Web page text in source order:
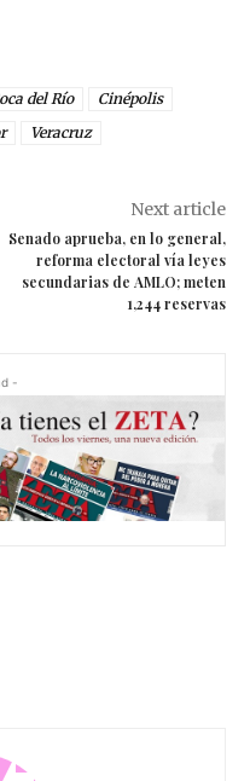
del Río
Cinépolis
Veracruz
Next article
Senado aprueba, en lo general,
reforma electoral vía leyes
secundarias de AMLO; meten
1,244 reservas
-